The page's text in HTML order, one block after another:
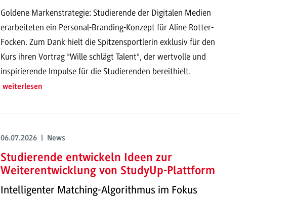
Goldene Markenstrategie: Studierende der Digitalen Medien
erarbeiteten ein Personal-Branding-Konzept für Aline Rotter-
Focken. Zum Dank hielt die Spitzensportlerin exklusiv für den
Kurs ihren Vortrag "Wille schlägt Talent", der wertvolle und
inspirierende Impulse für die Studierenden bereithielt.
weiterlesen
06.07.2026 | News
Studierende entwickeln Ideen zur
Weiterentwicklung von StudyUp-Plattform
Intelligenter Matching-Algorithmus im Fokus